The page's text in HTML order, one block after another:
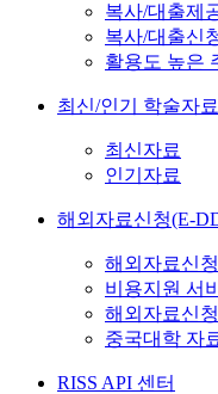
복사/대출제
복사/대출신
활용도 높은
최신/인기 학술자료
최신자료
인기자료
해외자료신청(E-
해외자료신
비용지원 서
해외자료신
중국대학 자
RISS API 센터